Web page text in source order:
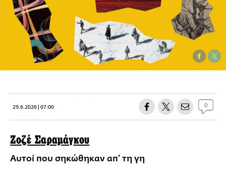
29.6.2026 | 07:00 0
Ζοζέ Σαραμάγκου
Αυτοί που σηκώθηκαν απ’ τη γη